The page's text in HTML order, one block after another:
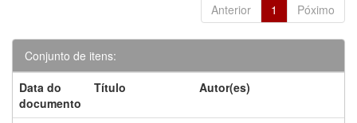
Anterior 1 Póximo
Conjunto de itens:
Data do
documento
Título Autor(es)